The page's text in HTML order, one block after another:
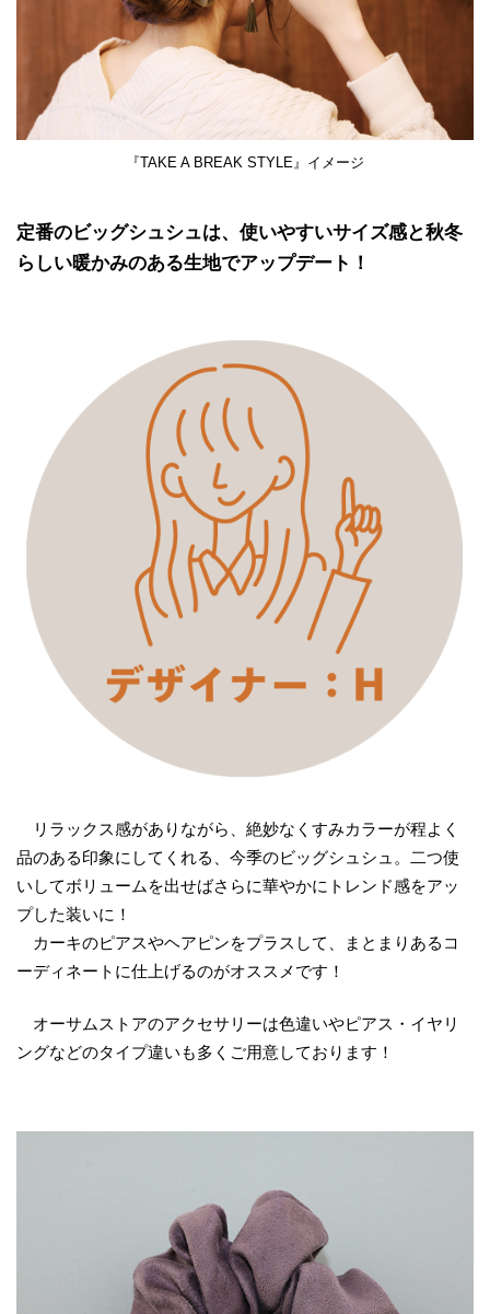
『TAKE A BREAK STYLE』イメージ
定番のビッグシュシュは、使いやすいサイズ感と秋冬
らしい暖かみのある生地でアップデート！
リラックス感がありながら、絶妙なくすみカラーが程よく
品のある印象にしてくれる、今季のビッグシュシュ。二つ使
いしてボリュームを出せばさらに華やかにトレンド感をアッ
プした装いに！
カーキのピアスやヘアピンをプラスして、まとまりあるコ
ーディネートに仕上げるのがオススメです！
オーサムストアのアクセサリーは色違いやピアス・イヤリ
ングなどのタイプ違いも多くご用意しております！